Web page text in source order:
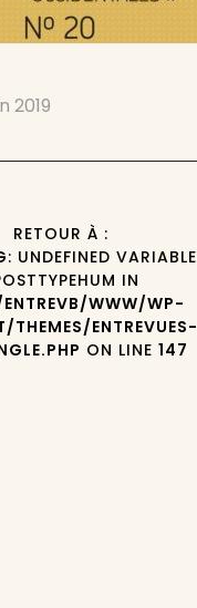
2019
RETOUR À :
: UNDEFINED VARIABLE
IN
WWW/WP-
THEMES/ENTREVUES-
ON LINE 147